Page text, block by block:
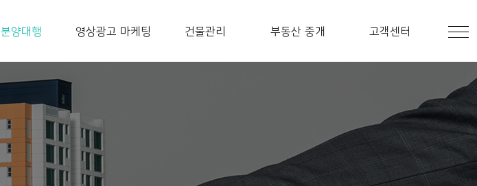
분양대행 영상광고 마케팅 건물관리 부동산 중개 고객센터